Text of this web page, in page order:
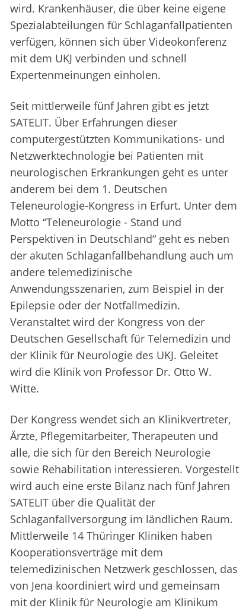
wird. Krankenhäuser, die über keine eigene
Spezialabteilungen für Schlaganfallpatienten
verfügen, können sich über Videokonferenz
mit dem UKJ verbinden und schnell
Expertenmeinungen einholen.
Seit mittlerweile fünf Jahren gibt es jetzt
SATELIT. Über Erfahrungen dieser
computergestützten Kommunikations- und
Netzwerktechnologie bei Patienten mit
neurologischen Erkrankungen geht es unter
anderem bei dem 1. Deutschen
Teleneurologie-Kongress in Erfurt. Unter dem
Motto “Teleneurologie - Stand und
Perspektiven in Deutschland“ geht es neben
der akuten Schlaganfallbehandlung auch um
andere telemedizinische
Anwendungsszenarien, zum Beispiel in der
Epilepsie oder der Notfallmedizin.
Veranstaltet wird der Kongress von der
Deutschen Gesellschaft für Telemedizin und
der Klinik für Neurologie des UKJ. Geleitet
wird die Klinik von Professor Dr. Otto W.
Witte.
Der Kongress wendet sich an Klinikvertreter,
Ärzte, Pflegemitarbeiter, Therapeuten und
alle, die sich für den Bereich Neurologie
sowie Rehabilitation interessieren. Vorgestellt
wird auch eine erste Bilanz nach fünf Jahren
SATELIT über die Qualität der
Schlaganfallversorgung im ländlichen Raum.
Mittlerweile 14 Thüringer Kliniken haben
Kooperationsverträge mit dem
telemedizinischen Netzwerk geschlossen, das
von Jena koordiniert wird und gemeinsam
mit der Klinik für Neurologie am Klinikum